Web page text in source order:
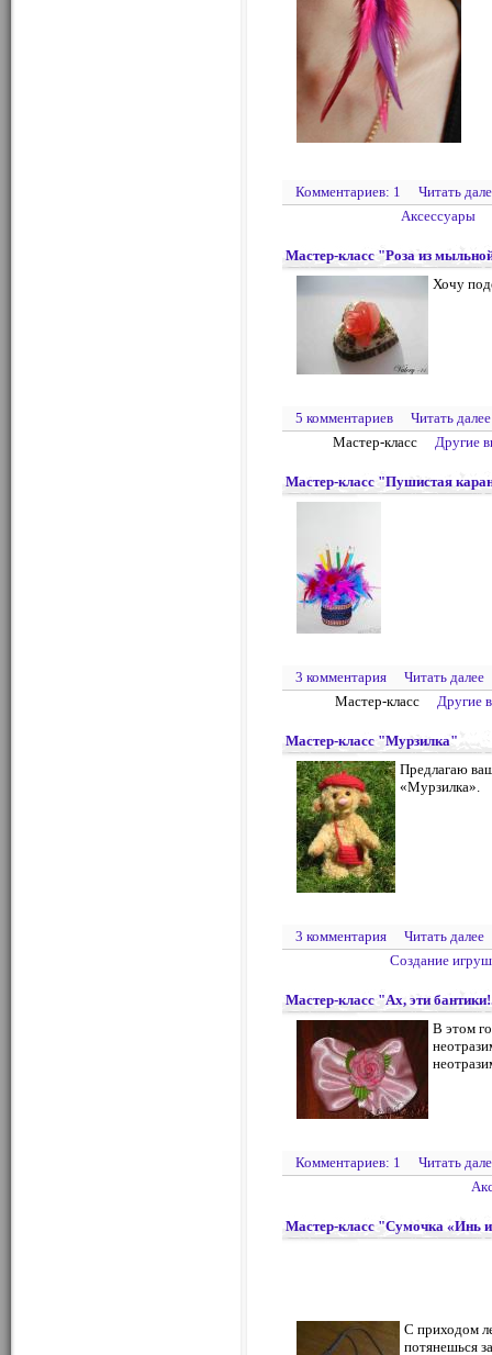
Комментариев: 1
Читать
Аксессуары
Мастер-класс "Роза из
Хочу
5 комментариев
Читать далее
Мастер-класс
Другие
Мастер-класс "Пушистая
3 комментария
Читать далее
Мастер-класс
Другие
Мастер-класс "Мурзилка"
Предлагаю
«Мурзилка».
3 комментария
Читать далее
Создание
Мастер-класс "Ах, эти
В этом
Комментариев: 1
Читать
Мастер-класс "Сумочка «Инь
С приходом
потянешься